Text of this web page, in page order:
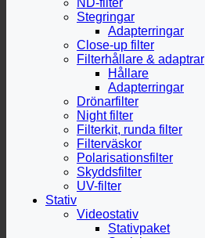
Stegringar
Adapterringar
Close-up filter
Filterhållare & adaptrar
Hållare
Adapterringar
Drönarfilter
Night filter
Filterkit, runda filter
Filterväskor
Polarisationsfilter
Skyddsfilter
UV-filter
Stativ
Videostativ
Stativpaket